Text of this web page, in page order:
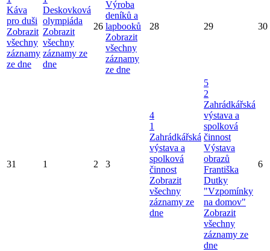
Káva
pro duši
Zobrazit
všechny
záznamy
ze dne
Deskovková
olympiáda
Zobrazit
všechny
záznamy ze
dne
26
Výroba
deníků a
lapbooků
Zobrazit
všechny
záznamy
ze dne
28 29 30
31 1 2 3
4
1
Zahrádkářská
výstava a
spolková
činnost
Zobrazit
všechny
záznamy ze
dne
5
2
Zahrádkářská
výstava a
spolková
činnost
Výstava
obrazů
Františka
Dutky
"Vzpomínky
na domov"
Zobrazit
všechny
záznamy ze
dne
6